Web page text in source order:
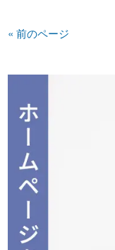
« 前のページ